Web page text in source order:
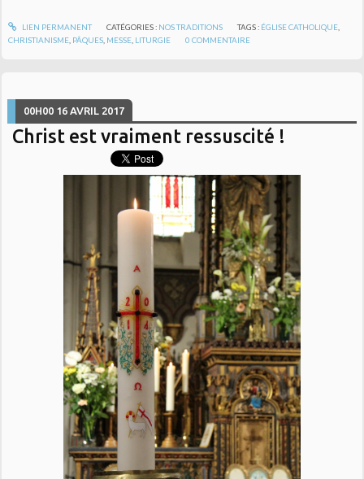
LIEN PERMANENT CATÉGORIES : NOS TRADITIONS TAGS : ÉGLISE CATHOLIQUE
CHRISTIANISME PÂQUES MESSE LITURGIE 0 COMMENTAIRE
00H00 16 AVRIL 2017
Christ est vraiment ressuscité !